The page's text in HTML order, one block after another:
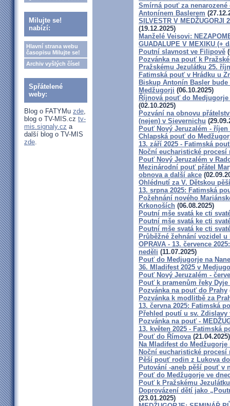
Milujte se!
nabízí:
Hlavní strana webu
časopisu Milujte se!
Archiv vyšlých čísel
Spřátelené
weby:
Blog o FATYMu zde,
blog o TV-MIS.cz tv-
mis.signaly.cz a
další blog o TV-MIS
zde.
Smírná pouť za nenarozené
Antonínem Baslerem
SILVESTR V MEDŽUGORJI
(19.12.2025)
Manželé Veisovi:
GUADALUPE V MEXIKU (+
Poutní slavnost ve Filipově
Pozvánka na pouť k
Pražskému Jezulátku 25.
Fatimská pouť v Hrádku u
Biskup Antonín Basler
Medžugorji (06.10.2025)
Říjnová pouť do Medjugorje
(02.10.2025)
Pozvání na obnovu
(nejen) v Sievernichu
Pouť Nový Jeruzalém - říjen
Chlapská pouť do
13. září 2025 - Fatimská
Noční eucharistické procesí
Pouť Nový Jeruzalém v
Mezinárodní pouť přátel
obnova a další akce
Ohlédnutí za V. Dětskou
13. srpna 2025: Fatimská
Požehnání nového
Krkonoších (06.08.2025)
Poutní mše svatá ke cti
Poutní mše svatá ke cti
Poutní mše svatá ke cti
Průběžné žehnání vozidel
OPRAVA - 13. července
neděli (11.07.2025)
Pouť do Medjugorje na
36. Mladifest 2025 v
Pouť Nový Jeruzalém -
Pouť k pramenům řeky Dyje
Pozvánka na pouť do Prahy
Pozvánka k modlitbě za
13. června 2025: Fatimská
Přehled poutí u sv.
Pozvánka na pouť -
13. květen 2025 - Fatimská
Pouť do Římova(21.04.2025)
Na Mladifest do Medžugorje
Noční eucharistické procesí
Pěší pouť rodin z Lukova
Putování -aneb pěší pouť v
Pouť do Medžugorje ve
Pouť k Pražskému
Doprovázení dětí jako
(23.01.2025)